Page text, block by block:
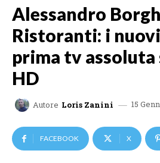
Alessandro
Ristoranti: i
prima tv assoluta
HD
Autore Loris Zanini 15
FACEBOOK X